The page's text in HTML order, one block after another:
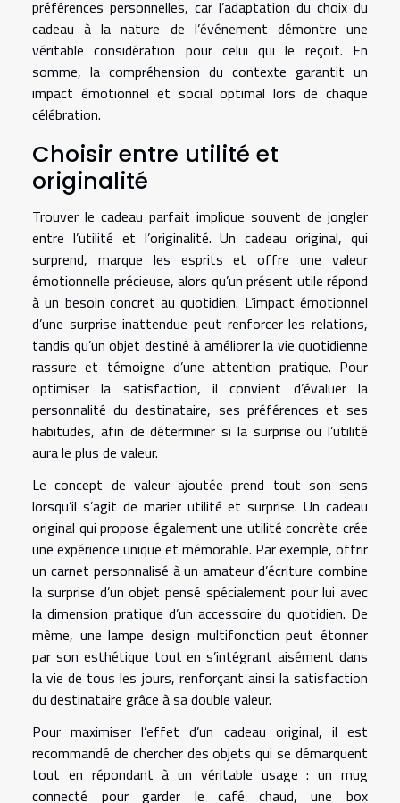
préférences personnelles, car l’adaptation du choix du
cadeau à la nature de l’événement démontre une
véritable considération pour celui qui le reçoit. En
somme, la compréhension du contexte garantit un
impact émotionnel et social optimal lors de chaque
célébration.
Choisir entre utilité et
originalité
Trouver le cadeau parfait implique souvent de jongler
entre l’utilité et l’originalité. Un cadeau original, qui
surprend, marque les esprits et offre une valeur
émotionnelle précieuse, alors qu’un présent utile répond
à un besoin concret au quotidien. L’impact émotionnel
d’une surprise inattendue peut renforcer les relations,
tandis qu’un objet destiné à améliorer la vie quotidienne
rassure et témoigne d’une attention pratique. Pour
optimiser la satisfaction, il convient d’évaluer la
personnalité du destinataire, ses préférences et ses
habitudes, afin de déterminer si la surprise ou l’utilité
aura le plus de valeur.
Le concept de valeur ajoutée prend tout son sens
lorsqu’il s’agit de marier utilité et surprise. Un cadeau
original qui propose également une utilité concrète crée
une expérience unique et mémorable. Par exemple, offrir
un carnet personnalisé à un amateur d’écriture combine
la surprise d’un objet pensé spécialement pour lui avec
la dimension pratique d’un accessoire du quotidien. De
même, une lampe design multifonction peut étonner
par son esthétique tout en s’intégrant aisément dans
la vie de tous les jours, renforçant ainsi la satisfaction
du destinataire grâce à sa double valeur.
Pour maximiser l’effet d’un cadeau original, il est
recommandé de chercher des objets qui se démarquent
tout en répondant à un véritable usage : un mug
connecté pour garder le café chaud, une box